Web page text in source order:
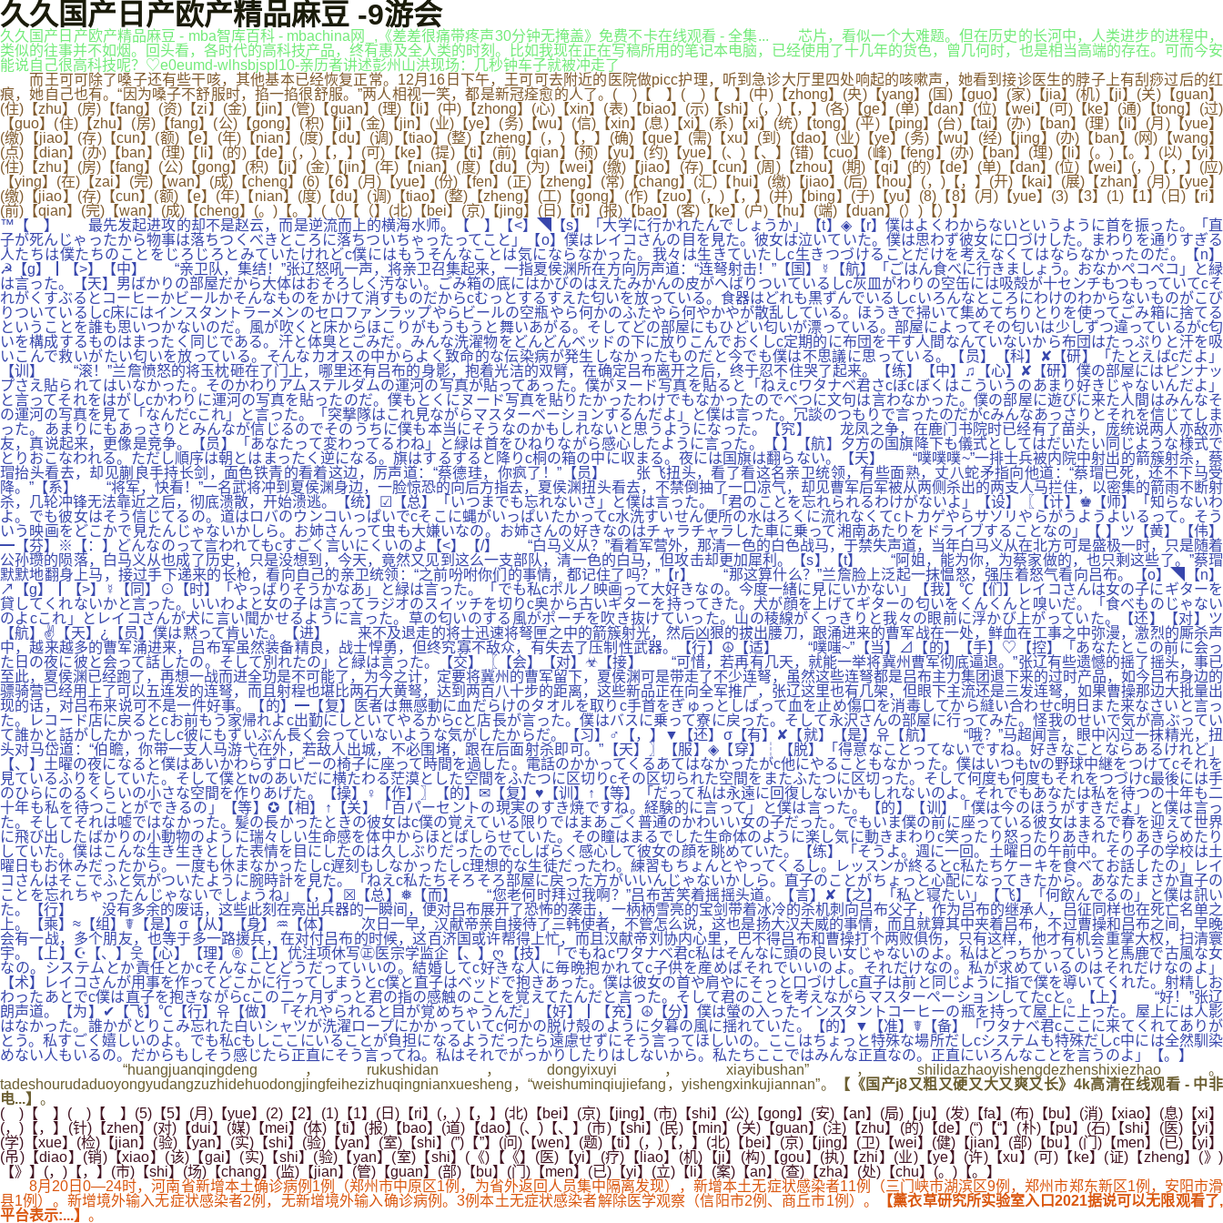
久久国产日产欧产精品麻豆 -9游会
久久国产日产欧产精品麻豆 - mba智库百科 - mbachina网_,《差差很痛带疼声30分钟无掩盖》免费不卡在线观看 - 全集... 芯片，看似一个大难题。但在历史的长河中，人类进步的进程中，
类似的往事并不如烟。回头看，各时代的高科技产品，终有惠及全人类的时刻。比如我现在正在写稿所用的笔记本电脑，已经使用了十几年的货色，曾几何时，也是相当高端的存在。可而今安
能说自己很高科技呢？♡e0eumd-wlhsbjspl10-亲历者讲述彭州山洪现场：几秒钟车子就被冲走了
而王可可除了嗓子还有些干咳，其他基本已经恢复正常。12月16日下午，王可可去附近的医院做picc护理，听到急诊大厅里四处响起的咳嗽声，她看到接诊医生的脖子上有刮痧过后的红
痕，她自己也有。“因为嗓子不舒服时，掐一掐很舒服。”两人相视一笑，都是新冠痊愈的人了。( )【 】( )【 】(中)【zhong】(央)【yang】(国)【guo】(家)【jia】(机)【ji】(关)【guan】
(住)【zhu】(房)【fang】(资)【zi】(金)【jin】(管)【guan】(理)【li】(中)【zhong】(心)【xin】(表)【biao】(示)【shi】(，)【，】(各)【ge】(单)【dan】(位)【wei】(可)【ke】(通)【tong】(过)
【guo】(住)【zhu】(房)【fang】(公)【gong】(积)【ji】(金)【jin】(业)【ye】(务)【wu】(信)【xin】(息)【xi】(系)【xi】(统)【tong】(平)【ping】(台)【tai】(办)【ban】(理)【li】(月)【yue】
(缴)【jiao】(存)【cun】(额)【e】(年)【nian】(度)【du】(调)【tiao】(整)【zheng】(，)【，】(确)【que】(需)【xu】(到)【dao】(业)【ye】(务)【wu】(经)【jing】(办)【ban】(网)【wang】
(点)【dian】(办)【ban】(理)【li】(的)【de】(，)【，】(可)【ke】(提)【ti】(前)【qian】(预)【yu】(约)【yue】(、)【、】(错)【cuo】(峰)【feng】(办)【ban】(理)【li】(。)【。】(以)【yi】
(住)【zhu】(房)【fang】(公)【gong】(积)【ji】(金)【jin】(年)【nian】(度)【du】(为)【wei】(缴)【jiao】(存)【cun】(周)【zhou】(期)【qi】(的)【de】(单)【dan】(位)【wei】(，)【，】(应)
【ying】(在)【zai】(完)【wan】(成)【cheng】(6)【6】(月)【yue】(份)【fen】(正)【zheng】(常)【chang】(汇)【hui】(缴)【jiao】(后)【hou】(，)【，】(开)【kai】(展)【zhan】(月)【yue】
(缴)【jiao】(存)【cun】(额)【e】(年)【nian】(度)【du】(调)【tiao】(整)【zheng】(工)【gong】(作)【zuo】(，)【，】(并)【bing】(于)【yu】(8)【8】(月)【yue】(3)【3】(1)【1】(日)【ri】
(前)【qian】(完)【wan】(成)【cheng】(。)【。】(（)【（】(北)【bei】(京)【jing】(日)【ri】(报)【bao】(客)【ke】(户)【hu】(端)【duan】(）)【）】
™【 】 最先发起进攻的却不是赵云，而是逆流而上的横海水师。【 】【<】◥【s】「大学に行かれたんでしょうか」【t】◈【r】僕はよくわからないというように首を振った。「直
子が死んじゃったから物事は落ちつくべきところに落ちついちゃったってこと」【o】僕はレイコさんの目を見た。彼女は泣いていた。僕は思わず彼女に口づけした。まわりを通りすぎる
人たちは僕たちのことをじろじろとみていたけれどc僕にはもうそんなことは気にならなかった。我々は生きていたしc生きつづけることだけを考えなくてはならなかったのだ。【n】
☭【g】┃【>】【中】 “亲卫队，集结！”张辽怒吼一声，将亲卫召集起来，一指夏侯渊所在方向厉声道：“连弩射击！”【国】☿【航】「ごはん食べに行きましょう。おなかペコペコ」と緑
は言った。【天】男ばかりの部屋だから大体はおそろしく汚ない。ごみ箱の底にはかびのはえたみかんの皮がへばりついているしc灰皿がわりの空缶には吸殻が十センチもつもっていてcそ
れがくすぶるとコーヒーかビールかそんなものをかけて消すものだからcむっとするすえた匂いを放っている。食器はどれも黒ずんでいるしcいろんなところにわけのわからないものがこび
りついているしc床にはインスタントラーメンのセロファンラップやらビールの空瓶やら何かのふたやら何やかやが散乱している。ほうきで掃いて集めてちりとりを使ってごみ箱に捨てる
ということを誰も思いつかないのだ。風が吹くと床からほこりがもうもうと舞いあがる。そしてどの部屋にもひどい匂いが漂っている。部屋によってその匂いは少しずつ違っているがc匂
いを構成するものはまったく同じである。汗と体臭とごみだ。みんな洗濯物をどんどんベッドの下に放りこんでおくしc定期的に布団を干す人間なんていないから布団はたっぷりと汗を吸
いこんで救いがたい匂いを放っている。そんなカオスの中からよく致命的な伝染病が発生しなかったものだと今でも僕は不思議に思っている。【员】【科】✘【研】「たとえばcだよ」
【训】 “滚！”兰詹愤怒的将玉枕砸在了门上，哪里还有吕布的身影，抱着光洁的双臂，在确定吕布离开之后，终于忍不住哭了起来。【练】【中】♫【心】✘【研】僕の部屋にはピンナッ
プさえ貼られてはいなかった。そのかわりアムステルダムの運河の写真が貼ってあった。僕がヌード写真を貼ると「ねえcワタナベ君さcぼcぼくはこういうのあまり好きじゃないんだよ」
と言ってそれをはがしcかわりに運河の写真を貼ったのだ。僕もとくにヌード写真を貼りたかったわけでもなかったのでべつに文句は言わなかった。僕の部屋に遊びに来た人間はみんなそ
の運河の写真を見て「なんだcこれ」と言った。「突撃隊はこれ見ながらマスターベーションするんだよ」と僕は言った。冗談のつもりで言ったのだがcみんなあっさりとそれを信じてしま
った。あまりにもあっさりとみんなが信じるのでそのうちに僕も本当にそうなのかもしれないと思うようになった。【究】 龙凤之争，在鹿门书院时已经有了苗头，庞统说两人亦敌亦
友，真说起来，更像是竞争。【员】「あなたって変わってるわね」と緑は首をひねりながら感心したように言った。【 】【航】夕方の国旗降下も儀式としてはだいたい同じような様式で
とりおこなわれる。ただし順序は朝とはまったく逆になる。旗はするすると降りc桐の箱の中に収まる。夜には国旗は翻らない。【天】 “噗噗噗~”一排士兵被内院中射出的箭簇射杀，蔡
瑁抬头看去，却见蒯良手持长剑，面色铁青的看着这边，厉声道：“蔡德珪，你疯了！”【员】 张飞扭头，看了看这名亲卫统领，有些面熟，丈八蛇矛指向他道：“蔡瑁已死，还不下马受
降。”【系】 “将军，快看！”一名武将冲到夏侯渊身边，一脸惊恐的向后方指去，夏侯渊扭头看去，不禁倒抽了一口凉气，却见曹军后军被从两侧杀出的两支人马拦住，以密集的箭雨不断射
杀，几轮冲锋无法靠近之后，彻底溃散，开始溃逃。【统】☑【总】「いつまでも忘れないさ」と僕は言った。「君のことを忘れられるわけがないよ」【设】〖【计】♚【师】「知らないわ
よ。でも彼女はそう信じてるの。道はロバのウンコいっぱいでcそこに蝿がいっぱいたかってc水洗すいせん便所の水はろくに流れなくてcトカゲやらサソリやらがうようよいるって。そう
いう映画をどこかで見たんじゃないかしら。お姉さんって虫も大嫌いなの。お姉さんの好きなのはチャラチャラした車に乗って湘南あたりをドライブすることなの」【 】ツ【黄】【伟】
━【芬】※【：】どんなのって言われてもcすごく言いにくいのよ【<】【/】 “白马义从？”看着军营外，那清一色的白色战马，于禁失声道，当年白马义从在北方可是盛极一时，只是随着
公孙瓒的陨落，白马义从也成了历史，只是没想到，今天，竟然又见到这么一支部队，清一色的白马，但攻击却更加犀利。【s】【t】 “阿姐，能为你，为蔡家做的，也只剩这些了。”蔡瑁
默默地翻身上马，接过手下递来的长枪，看向自己的亲卫统领：“之前吩咐你们的事情，都记住了吗？”【r】 “那这算什么？”兰詹脸上泛起一抹愠怒，强压着怒气看向吕布。【o】◥【n】
↗【g】┃【>】☿【同】⊙【时】「やっばりそうかなあ」と緑は言った。「でも私cポルノ映画って大好きなの。今度一緒に見にいかない」【我】℃【们】レイコさんは女の子にギターを
貸してくれないかと言った。いいわよと女の子は言ってラジオのスイッチを切りc奥から古いギターを持ってきた。犬が顔を上げてギターの匂いをくんくんと嗅いだ。「食べものじゃない
のよcこれ」とレイコさんが犬に言い聞かせるように言った。草の匂いのする風がポーチを吹き抜けていった。山の稜線がくっきりと我々の眼前に浮かび上がっていた。【还】【对】ツ
【航】✌【天】¿【员】僕は黙って肯いた。【进】 来不及退走的将士迅速将弩匣之中的箭簇射光，然后凶狠的拔出腰刀，跟涌进来的曹军战在一处，鲜血在工事之中弥漫，激烈的厮杀声
中，越来越多的曹军涌进来，吕布军虽然装备精良，战士悍勇，但终究寡不敌众，有失去了压制性武器。【行】☮【适】 “噗嗤~”【当】⊿【的】【手】♡【控】「あなたとこの前に会っ
た日の夜に彼と会って話したの。そして別れたの」と緑は言った。【交】〖【会】【对】☣【接】 “可惜，若再有几天，就能一举将冀州曹军彻底逼退。”张辽有些遗憾的摇了摇头，事已
至此，夏侯渊已经跑了，再想一战而进全功是不可能了，为今之计，定要将冀州的曹军留下，夏侯渊可是带走了不少连弩，虽然这些连弩都是吕布主力集团退下来的过时产品，如今吕布身边的
骠骑营已经用上了可以五连发的连弩，而且射程也堪比两石大黄弩，达到两百八十步的距离，这些新品正在向全军推广，张辽这里也有几架，但眼下主流还是三发连弩，如果曹操那边大批量出
现的话，对吕布来说可不是一件好事。【的】━【复】医者は無感動に血だらけのタオルを取りc手首をぎゅっとしばって血を止め傷口を消毒してから縫い合わせc明日また来なさいと言っ
た。レコード店に戻るとcお前もう家帰れよc出勤にしといてやるからcと店長が言った。僕はバスに乗って寮に戻った。そして永沢さんの部屋に行ってみた。怪我のせいで気が高ぶってい
て誰かと話がしたかったしc彼にもずいぶん長く会っていないような気がしたからだ。【习】♂【，】▼【还】σ【有】✘【就】【是】유【航】 “哦？”马超闻言，眼中闪过一抹精光，扭
头对马岱道：“伯瞻，你带一支人马游弋在外，若敌人出城，不必围堵，跟在后面射杀即可。”【天】〗【服】◈【穿】┆【脱】「得意なことってないですね。好きなことならあるけれど」
【、】土曜の夜になると僕はあいかわらずロビーの椅子に座って時間を過した。電話のかかってくるあてはなかったがc他にやることもなかった。僕はいつもtvの野球中継をつけてcそれを
見ているふりをしていた。そして僕とtvのあいだに横たわる茫漠とした空間をふたつに区切りcその区切られた空間をまたふたつに区切った。そして何度も何度もそれをつづけc最後には手
のひらにのるくらいの小さな空間を作りあげた。【操】♀【作】〗【的】✉【复】♥【训】↑【等】「だって私は永遠に回復しないかもしれないのよ。それでもあなたは私を待つの十年も二
十年も私を待つことができるの」【等】✪【相】↑【关】「百パーセントの現実のすき焼ですね。経験的に言って」と僕は言った。【的】【训】「僕は今のほうがすきだよ」と僕は言っ
た。そしてそれは嘘ではなかった。髪の長かったときの彼女はc僕の覚えている限りではまあごく普通のかわいい女の子だった。でもいま僕の前に座っている彼女はまるで春を迎えて世界
に飛び出したばかりの小動物のように瑞々しい生命感を体中からほとばしらせていた。その瞳はまるでした生命体のように楽し気に動きまわりc笑ったり怒ったりあきれたりあきらめたり
していた。僕はこんな生き生きとした表情を目にしたのは久しぶりだったのでcしばらく感心して彼女の顔を眺めていた。【练】「そうよ。週に一回。土曜日の午前中。その子の学校は土
曜日もお休みだったから。一度も休まなかったしc遅刻もしなかったしc理想的な生徒だったわ。練習もちょんとやってくるし。レッスンが終るとc私たちケーキを食べてお話したの」レイ
コさんはそこでふと気がついたように腕時計を見た。「ねえc私たちそろそろ部屋に戻った方がいいんじゃないかしら。直子のことがちょっと心配になってきたから。あなたまさか直子の
ことを忘れちゃったんじゃないでしょうね」【，】☒【总】❅【而】 “您老何时拜过我啊？”吕布苦笑着摇摇头道。【言】✘【之】「私と寝たい」【飞】「何飲んでるの」と僕は訊い
た。【行】 没有多余的废话，这些此刻在亮出兵器的一瞬间，便对吕布展开了恐怖的袭击，一柄柄雪亮的宝剑带着冰冷的杀机刺向吕布父子，作为吕布的继承人，吕征同样也在死亡名单之
上。【乘】≈【组】☤【是】σ【从】【身】♒【体】 次日一早，汉献帝亲自接待了三韩使者，不管怎么说，这也是扬大汉天威的事情，而且就算其中夹着吕布，不过曹操和吕布之间，早晚
会有一战，多个朋友，也等于多一路援兵，在对付吕布的时候，这百济国或许帮得上忙，而且汉献帝刘协内心里，巴不得吕布和曹操打个两败俱伤，只有这样，他才有机会重掌大权，扫清寰
宇。【上】☪【、】웃【心】【理】®【上】优注项休写㊣医宗学监企【、】ღ【技】「でもねcワタナベ君c私はそんなに頭の良い女じゃないのよ。私はどっちかっていうと馬鹿で古風な女
なの。システムとか責任とかcそんなことどうだっていいの。結婚してc好きな人に毎晩抱かれてc子供を産めばそれでいいのよ。それだけなの。私が求めているのはそれだけなのよ」
【术】レイコさんが用事を作ってどこかに行ってしまうとc僕と直子はベッドで抱きあった。僕は彼女の首や肩やにそっと口づけしc直子は前と同じように指で僕を導いてくれた。射精しお
わったあとでc僕は直子を抱きながらcこの二ヶ月ずっと君の指の感触のことを覚えてたんだと言った。そして君のことを考えながらマスターペーションしてたcと。【上】 “好！”张辽
朗声道。【为】✔【飞】℃【行】유【做】「それやられると目が覚めちゃうんだ」【好】┃【充】☮【分】僕は螢の入ったインスタントコーヒーの瓶を持って屋上に上った。屋上には人影
はなかった。誰かがとりこみ忘れた白いシャツが洗濯ロープにかかっていてc何かの脱け殻のように夕暮の風に揺れていた。【的】▼【准】☤【备】「ワタナベ君cここに来てくれてありが
とう。私すごく嬉しいのよ。でも私cもしここにいることが負担になるようだったら遠慮せずにそう言ってほしいの。ここはちょっと特殊な場所だしcシステムも特殊だしc中には全然馴染
めない人もいるの。だからもしそう感じたら正直にそう言ってね。私はそれでがっかりしたりはしないから。私たちここではみんな正直なの。正直にいろんなことを言うのよ」【。】
“huangjuanqingdeng，rukushidan，dongyixuyi，xiayibushan”，shilidazhaoyishengdezhenshixiezhao。
tadeshourudaduoyongyudangzuzhidehuodongjingfeihezizhuqingnianxuesheng，“weishuminqiujiefang，yishengxinkujiannan”。
【《国产j8又粗又硬又大又爽又长》4k高清在线观看 - 中非
电...】 。
( )【 】( )【 】(5)【5】(月)【yue】(2)【2】(1)【1】(日)【ri】(，)【，】(北)【bei】(京)【jing】(市)【shi】(公)【gong】(安)【an】(局)【ju】(发)【fa】(布)【bu】(消)【xiao】(息)【xi】
(，)【，】(针)【zhen】(对)【dui】(媒)【mei】(体)【ti】(报)【bao】(道)【dao】(、)【、】(市)【shi】(民)【min】(关)【guan】(注)【zhu】(的)【de】(“)【“】(朴)【pu】(石)【shi】(医)【yi】
(学)【xue】(检)【jian】(验)【yan】(实)【shi】(验)【yan】(室)【shi】(”)【”】(问)【wen】(题)【ti】(，)【，】(北)【bei】(京)【jing】(卫)【wei】(健)【jian】(部)【bu】(门)【men】(已)【yi】
(吊)【diao】(销)【xiao】(该)【gai】(实)【shi】(验)【yan】(室)【shi】(《)【《】(医)【yi】(疗)【liao】(机)【ji】(构)【gou】(执)【zhi】(业)【ye】(许)【xu】(可)【ke】(证)【zheng】(》)
【》】(，)【，】(市)【shi】(场)【chang】(监)【jian】(管)【guan】(部)【bu】(门)【men】(已)【yi】(立)【li】(案)【an】(查)【zha】(处)【chu】(。)【。】
8月20日0—24时，河南省新增本土确诊病例1例（郑州市中原区1例，为省外返回人员集中隔离发现），新增本土无症状感染者11例（三门峡市湖滨区9例，郑州市郑东新区1例，安阳市滑
县1例）。新增境外输入无症状感染者2例，无新增境外输入确诊病例。3例本土无症状感染者解除医学观察（信阳市2例、商丘市1例）。
【薰衣草研究所实验室入口2021据说可以无限观看了,
平台表示:...】 。